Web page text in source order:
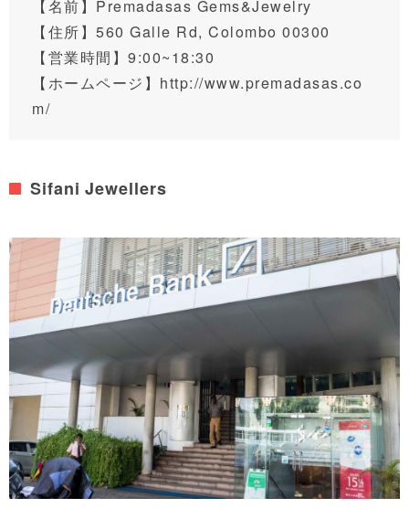
【名前】Premadasas Gems&Jewelry
【住所】 560 Galle Rd, Colombo 00300
【営業時間】9:00~18:30
【ホームページ】 http://www.premadasas.co
m/
Sifani Jewellers